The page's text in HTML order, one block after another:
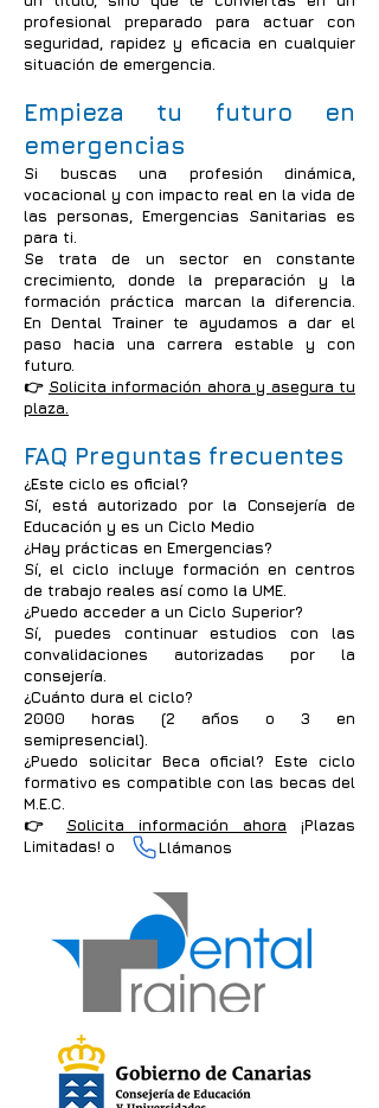
profesional preparado para actuar con
seguridad, rapidez y eficacia en cualquier
situación de emergencia.
Empieza tu futuro en
emergencias
Si buscas una profesión dinámica,
vocacional y con impacto real en la vida de
las personas, Emergencias Sanitarias es
para ti.
Se trata de un sector en constante
crecimiento, donde la preparación y la
formación práctica marcan la diferencia.
En Dental Trainer te ayudamos a dar el
paso hacia una carrera estable y con
futuro.
👉 Solicita información ahora y asegura tu
plaza.
FAQ Preguntas frecuentes
¿Este ciclo es oficial?
Sí, está autorizado por la Consejería de
Educación y es un Ciclo Medio
¿Hay prácticas en Emergencias?
Sí, el ciclo incluye formación en centros
de trabajo reales así como la UME.
¿Puedo acceder a un Ciclo Superior?
Sí, puedes continuar estudios con las
convalidaciones autorizadas por la
consejería.
¿Cuánto dura el ciclo?
2000 horas (2 años o 3 en
semipresencial).
¿Puedo solicitar Beca oficial?Este ciclo
formativo es compatible con las becas del
M.E.C.
👉 Solicita información ahora ¡Plazas
Limitadas! o
Llámanos